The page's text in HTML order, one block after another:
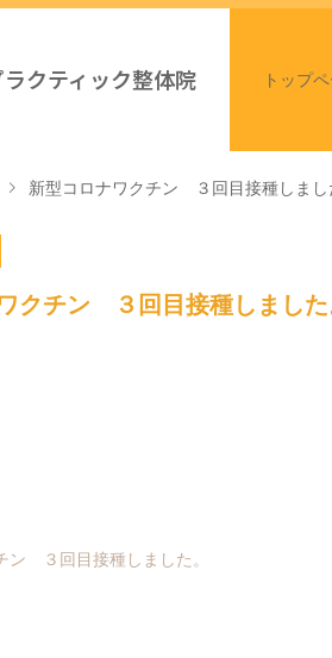
クティック整体院 トップ
新型コロナワクチン ３回目接種しまし
クチン ３回目接種しまし
ン ３回目接種しました。